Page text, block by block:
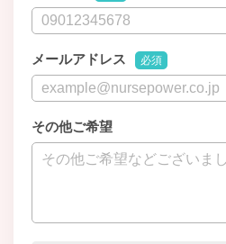
メールアドレス 必須
その他ご希望